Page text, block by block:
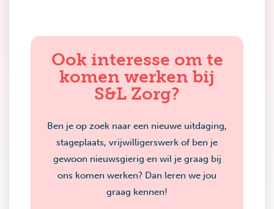
Ook interesse om te
komen werken bij
S&L Zorg?
Ben je op zoek naar een nieuwe uitdaging,
stageplaats, vrijwilligerswerk of ben je
gewoon nieuwsgierig en wil je graag bij
ons komen werken? Dan leren we jou
graag kennen!